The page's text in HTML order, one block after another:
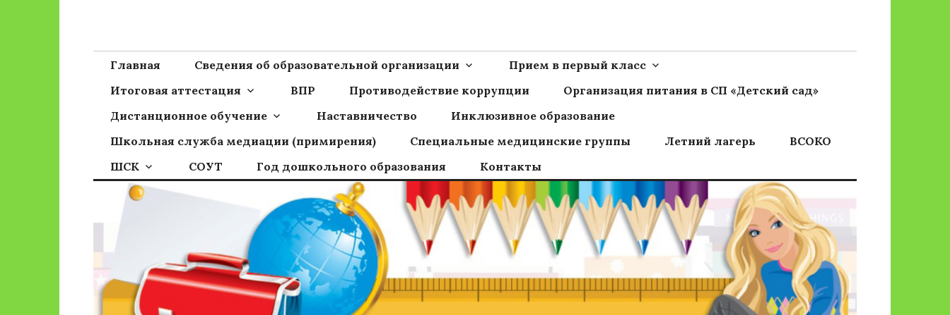
Сайт ГБОУ ООШ пос.Сборный
Главная Сведения об образовательной организации
Прием в первый класс
Итоговая аттестация
ВПР Противодействие коррупции
Организация питания в СП «Детский сад»
Дистанционное обучение
Наставничество
Инклюзивное образование
Школьная служба медиации (примирения)
Специальные медицинские группы Летний лагерь
ВСОКО
ШСК
СОУТ Год дошкольного образования Контакты